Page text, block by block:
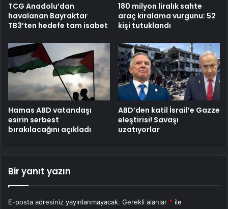
TCG Anadolu’dan
havalanan Bayraktar
TB3’ten hedefe tam isabet
180 milyon liralık sahte
araç kiralama vurgunu: 52
kişi tutuklandı
Hamas ABD vatandaşı
esirin serbest
bırakılacağını açıkladı
ABD’den katil İsrail’e Gazze
eleştirisi! Savaşı
uzatıyorlar
Bir yanıt yazın
E-posta adresiniz yayınlanmayacak. Gerekli alanlar * ile